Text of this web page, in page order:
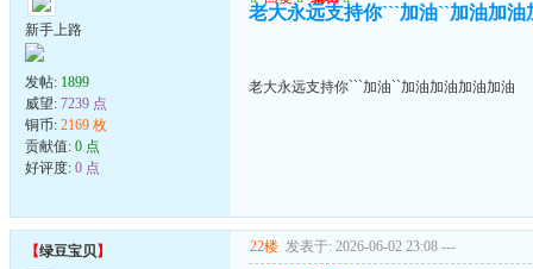
新手上路
发帖: 1899
威望: 7239 点
铜币: 2169 枚
贡献值: 0 点
好评度: 0 点
老大永远支持你```加油``加油加油
老大永远支持你```加油``加油加油加油加油
【绿豆宝贝】 22楼 发表于: 2026-06-02 23:08 ---